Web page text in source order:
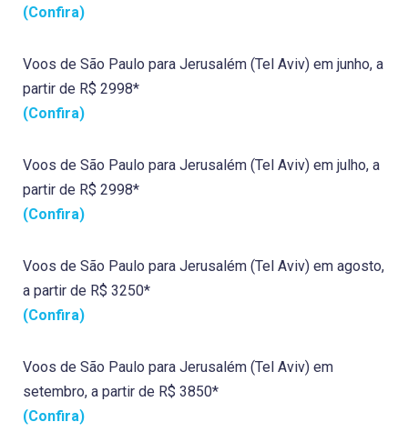
(Confira)
Voos de São Paulo para Jerusalém (Tel Aviv) em junho, a
partir de R$ 2998*
(Confira)
Voos de São Paulo para Jerusalém (Tel Aviv) em julho, a
partir de R$ 2998*
(Confira)
Voos de São Paulo para Jerusalém (Tel Aviv) em agosto,
a partir de R$ 3250*
(Confira)
Voos de São Paulo para Jerusalém (Tel Aviv) em
setembro, a partir de R$ 3850*
(Confira)